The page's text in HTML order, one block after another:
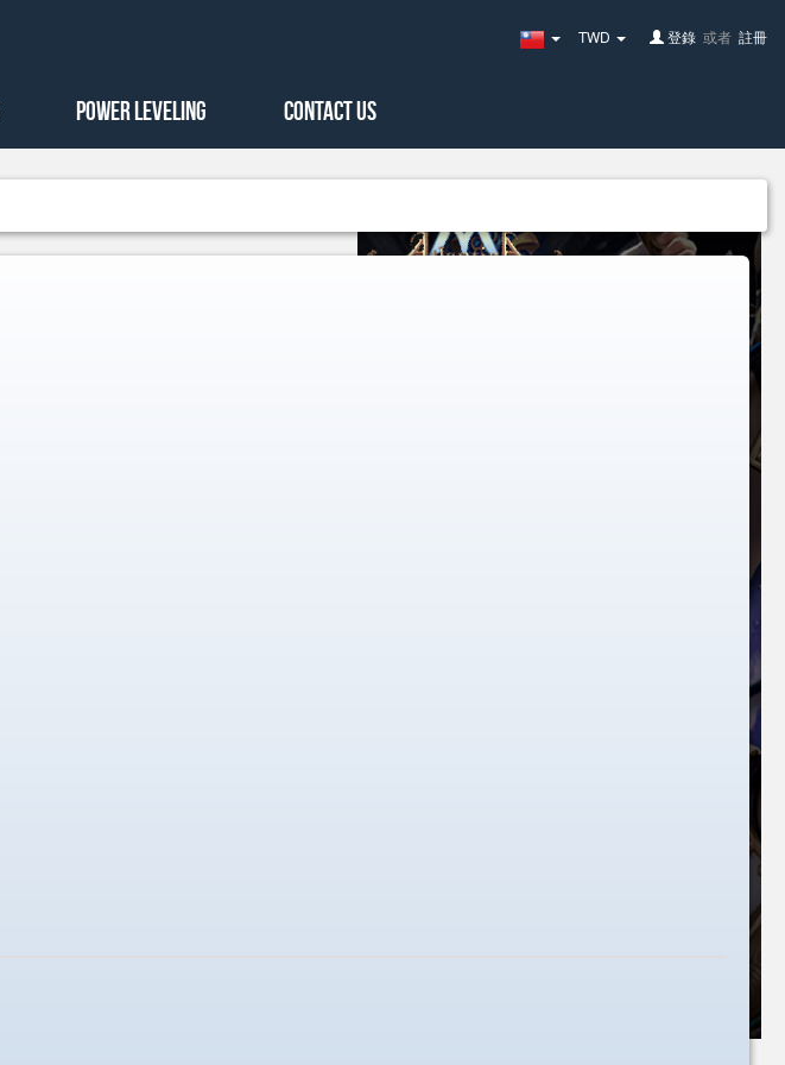
Taiwan(繁
TWD 登錄 或者 註冊
Power Leveling Contact Us